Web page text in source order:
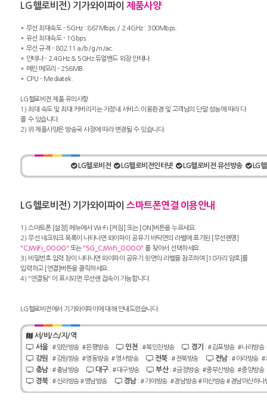
LG헬로비전) 기가와이파이제품사양
* 무선 최대속도 - 5GHz : 867Mbps / 2.4GHz : 300Mbps.
* 유선 최대속도 - 1Gbps.
* 무선 규격 - 802.11 a/b/g/n/ac.
* 안테나 - 2.4GHz & 5GHz 듀얼밴드 외장 안테나.
* 메인 메모리 - 256MB.
* CPU - Mediatek.
LG헬로비전 제품 유의사항
1) 최대 속도 및 최대 커버리지는 가정내 서비스 이용환경 및 고객님의 단말 성능에 따라 다
를 수 있습니다.
2) 위 제품사양은 방송국 사정에 따라 변경될 수 있습니다.
LG헬로비전 LG헬로비전인터넷 LG헬로비전 유선방송 LG
LG헬로비전) 기가와이파이스마트폰연결 이용안내
1) 스마트폰 [설정] 메뉴에서 Wi-Fi [켜짐] 또는 [ON]버튼을 누르세요.
2) 무선 네크워크 목록이 나타나면 와이파이 공유기 바닥면의 라벨에 표기된 [무선랜명]
"CJWiFi_OOOO" 또는 "5G_CJWiFi_OOOO" 를 찾아서 선택하세요.
3) 비밀번호 입력 창이 나타나면 와이파이 공유기 윗면의 라벨을 참조하여 [10자리 암호]를
입력하고 [연결]버튼을 클릭하세요.
4) "연결됨" 이 표시되면 무선랜 접속이 가능합니다.
LG헬로비전에서 기가와이파이에 대해 안내드렸습니다.
서/비/스/지/역
서울:#양천방송 #은평방송 인천 :#북인천방송 경기 :#김포방송 #나라방송
강원 :#강원방송 #영동방송 #영서방송 전북:#전북방송 전남:#아라방송 #
충남:#충남방송 대구:#대구방송 부산:#금정방송 #중부산방송 #중앙방송
경북:#신라방송 #영남방송 경남:#가야방송 #경남방송 #마산방송 #경남마산하나